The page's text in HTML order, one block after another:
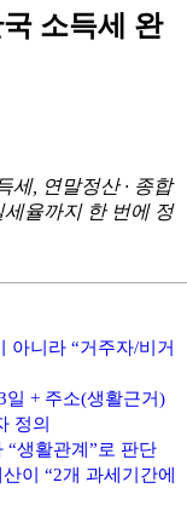
소득세 완
세, 연말정산 · 종합
세율까지 한 번에 정
아니라 “거주자/비거
일 + 주소(생활근거)
정의
“생활관계”로 판단
이 “2개 과세기간에